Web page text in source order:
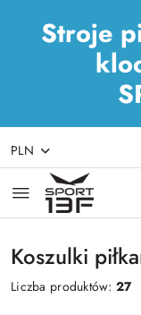
Stroje
Przejdź do
Przejdź do
Przejdź do
Przejdź do
Przejdź do
PLN
Koszulki
Liczba produktów:27